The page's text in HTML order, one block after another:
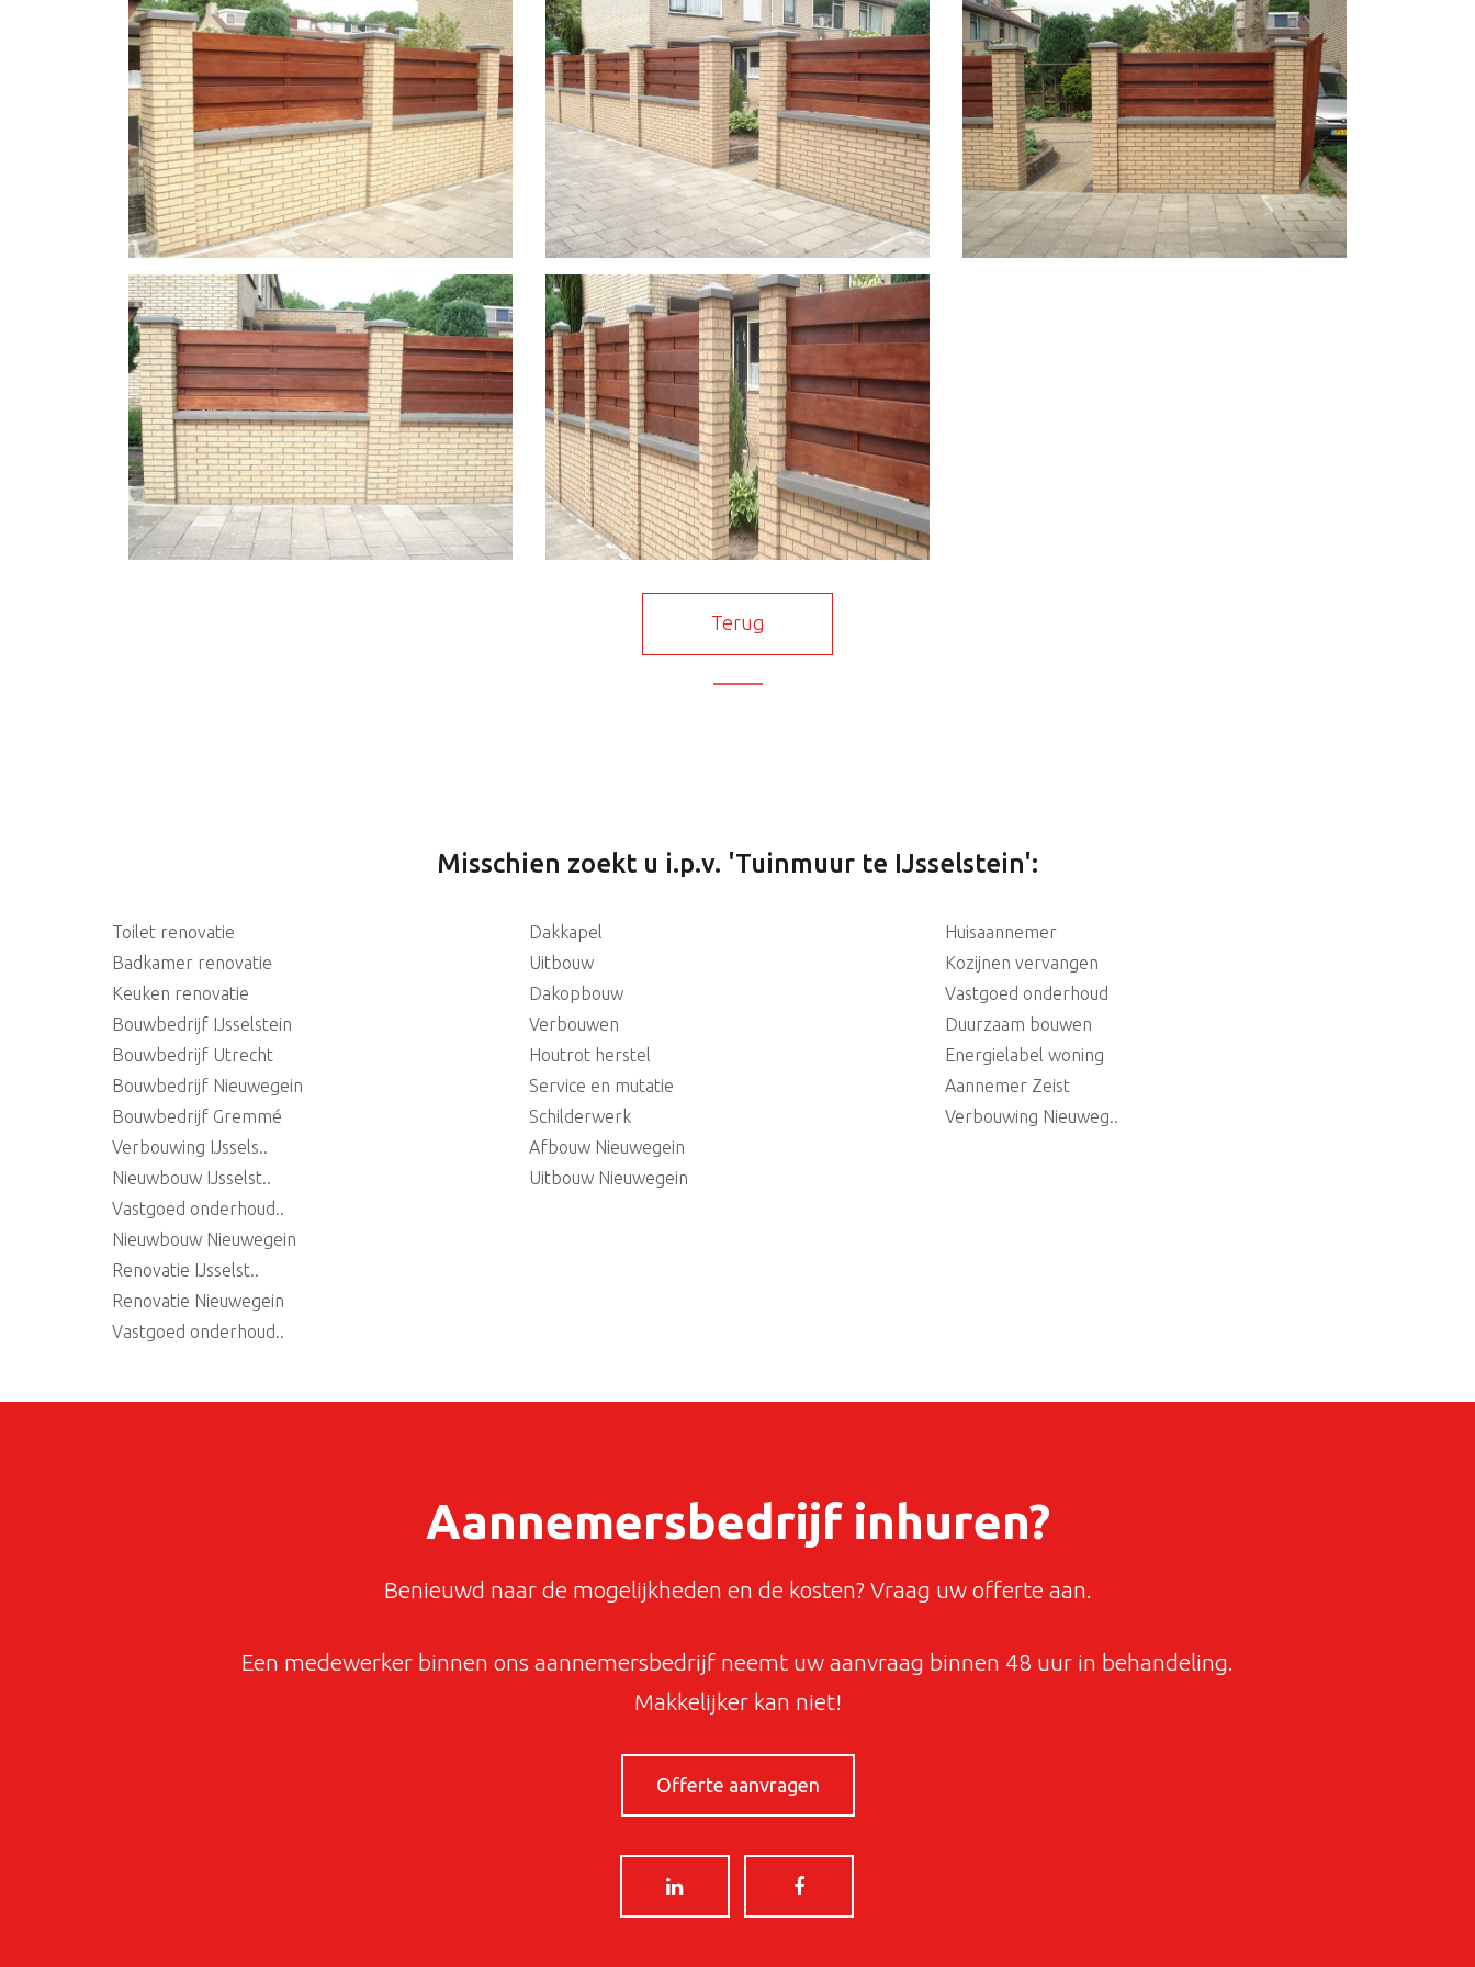
Terug
Misschien zoekt u i.p.v. 'Tuinmuur te IJsselstein':
Toilet renovatie
Badkamer renovatie
Keuken renovatie
Bouwbedrijf IJsselstein
Bouwbedrijf Utrecht
Bouwbedrijf Nieuwegein
Bouwbedrijf Gremmé
Dakkapel
Uitbouw
Dakopbouw
Verbouwen
Houtrot herstel
Service en mutatie
Schilderwerk
Huisaannemer
Kozijnen vervangen
Vastgoed onderhoud
Duurzaam bouwen
Energielabel woning
Aannemer Zeist
Verbouwing Nieuweg..
Verbouwing IJssels..
Nieuwbouw IJsselst..
Vastgoed onderhoud..
Nieuwbouw Nieuwegein
Renovatie IJsselst..
Renovatie Nieuwegein
Vastgoed onderhoud..
Afbouw Nieuwegein
Uitbouw Nieuwegein
Aannemersbedrijf inhuren?
Benieuwd naar de mogelijkheden en de kosten? Vraag uw offerte aan.
Een medewerker binnen ons aannemersbedrijf neemt uw aanvraag binnen 48 uur in behandeling.
Makkelijker kan niet!
Offerte aanvragen